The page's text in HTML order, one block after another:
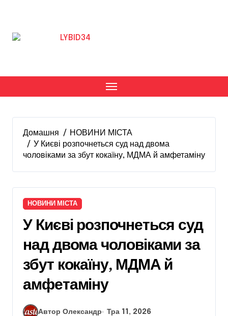
Домашня
НОВИНИ МІСТА
У Києві розпочнеться суд над двома
чоловіками за збут кокаїну, МДМА й амфетаміну
НОВИНИ МІСТА
У Києві розпочнеться суд
над двома чоловіками за
збут кокаїну, МДМА й
амфетаміну
Автор Олександр
Тра 11, 2026